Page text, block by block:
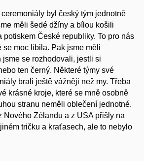
byl český tým jednotně
měli šedé džíny a bílou košili
potiskem České republiky. To pro nás
se moc líbila. Pak jsme měli
jsme se rozhodovali, jestli si
ten černý. Některé týmy své
brali ještě vážněji než my. Třeba
krásné kroje, které se mně osobně
stranu neměli oblečení jednotné.
Nového Zélandu a z USA přišly na
tričku a kraťasech, ale to nebylo